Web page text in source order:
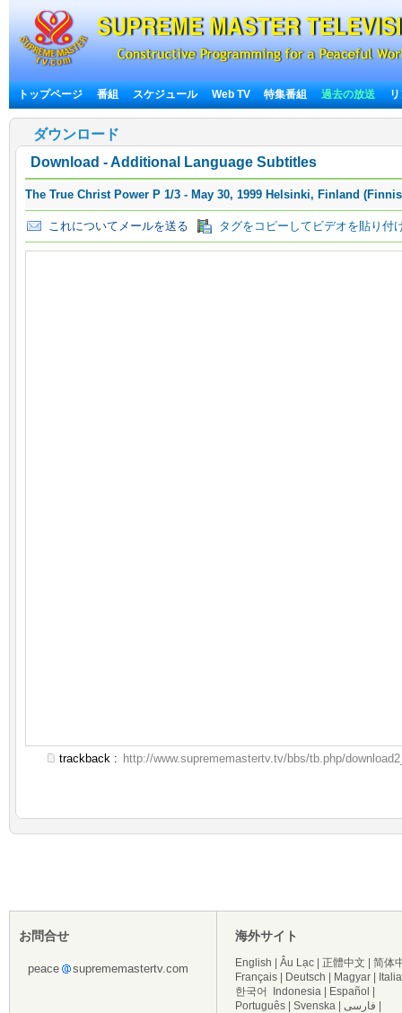
トップページ 番組 スケジュール Web TV 特集番組 過去の放送
ダウンロード
Download - Additional Language Subtitles
The True Christ Power P 1/3 - May 30, 1999 Helsinki, Finland
これについてメールを送る タグをコピーしてビデオを貼り付
trackback : http://www.suprememastertv.tv/bbs/tb.php/
お問合せ
peace suprememastertv.com
海外サイト
English Âu Lạc 正體中文
简体
Français
Deutsch Magyar
한국어
Indonesia Español
Português
Svenska فارسی